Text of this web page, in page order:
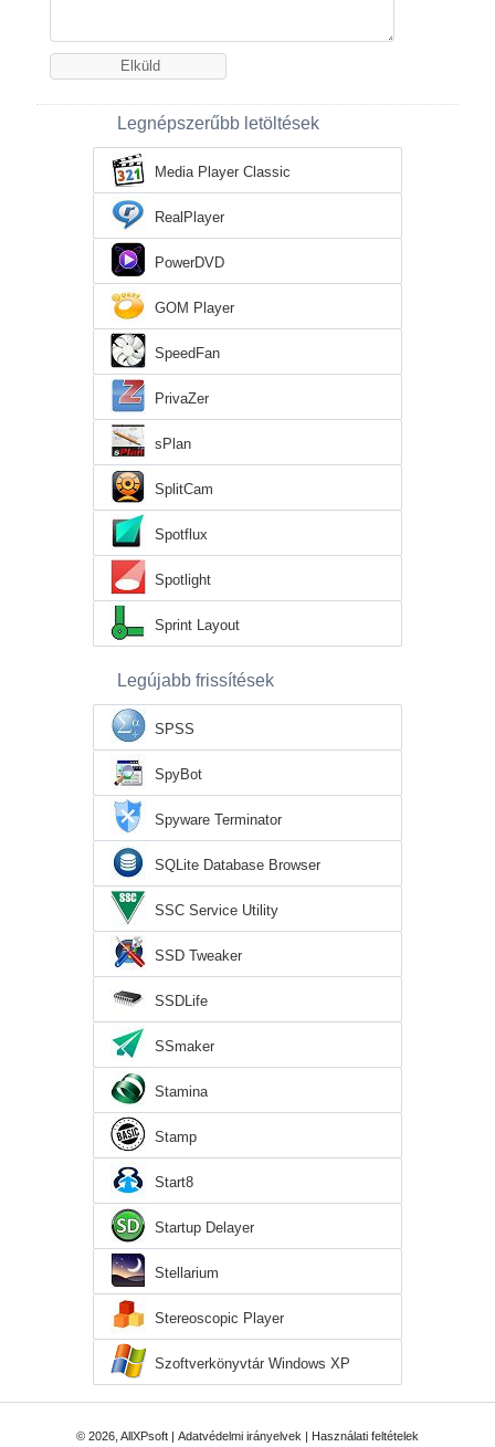
Legnépszerűbb letöltések
Media Player Classic
RealPlayer
PowerDVD
GOM Player
SpeedFan
PrivaZer
sPlan
SplitCam
Spotflux
Spotlight
Sprint Layout
Legújabb frissítések
SPSS
SpyBot
Spyware Terminator
SQLite Database Browser
SSC Service Utility
SSD Tweaker
SSDLife
SSmaker
Stamina
Stamp
Start8
Startup Delayer
Stellarium
Stereoscopic Player
Szoftverkönyvtár Windows XP
© 2026, AllXPsoft | Adatvédelmi irányelvek | Használati feltételek